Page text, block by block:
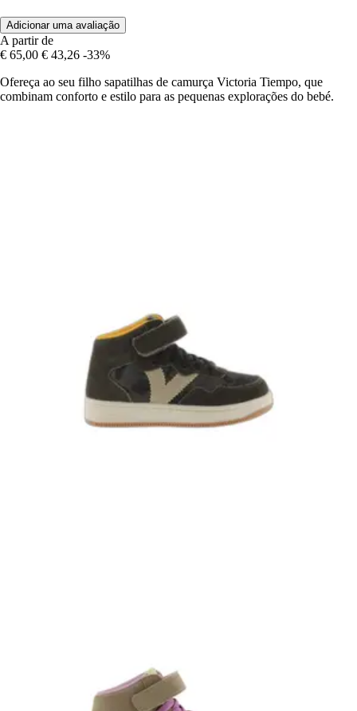
Adicionar uma avaliação
A partir de
€ 65,00 € 43,26 -33%
Ofereça ao seu filho sapatilhas de camurça Victoria Tiempo, que
combinam conforto e estilo para as pequenas explorações do bebé.